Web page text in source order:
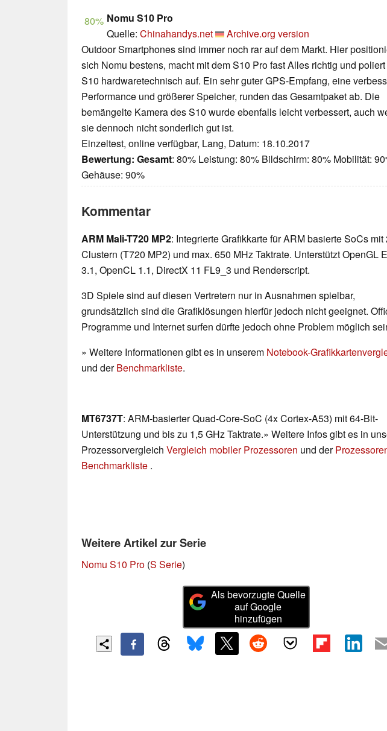
80% Nomu S10 Pro
Quelle: Chinahandys.net
Archive.org version
Outdoor Smartphones sind immer noch rar auf dem Markt. Hier
sich Nomu bestens, macht mit dem S10 Pro fast Alles richtig und
S10 hardwaretechnisch auf. Ein sehr guter GPS-Empfang, eine
Performance und größerer Speicher, runden das Gesamtpaket ab. Die
bemängelte Kamera des S10 wurde ebenfalls leicht verbessert, auch
sie dennoch nicht sonderlich gut ist.
Einzeltest, online verfügbar, Lang, Datum: 18.10.2017
Bewertung: Gesamt: 80% Leistung: 80% Bildschirm: 80% Mobilität:
Gehäuse: 90%
Kommentar
ARM Mali-T720 MP2: Integrierte Grafikkarte für ARM basierte SoCs mit
Clustern (T720 MP2) und max. 650 MHz Taktrate. Unterstützt OpenGL
3.1, OpenCL 1.1, DirectX 11 FL9_3 und Renderscript.
3D Spiele sind auf diesen Vertretern nur in Ausnahmen spielbar,
grundsätzlich sind die Grafiklösungen hierfür jedoch nicht geeignet.
Programme und Internet surfen dürfte jedoch ohne Problem möglich
» Weitere Informationen gibt es in unserem Notebook-
und derBenchmarkliste.
MT6737T: ARM-basierter Quad-Core-SoC (4x Cortex-A53) mit 64-Bit-
Unterstützung und bis zu 1,5 GHz Taktrate.» Weitere Infos gibt es in
Prozessorvergleich Vergleich mobiler Prozessoren und der
Benchmarkliste .
Weitere Artikel zur Serie
Nomu S10 Pro (S Serie)
Als bevorzugte Quelle
auf Google
hinzufügen